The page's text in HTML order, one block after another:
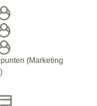
(Marketing